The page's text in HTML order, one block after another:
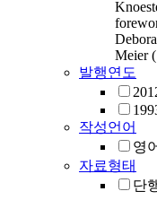
Meier
발행연도
작성언어
영
자료형태
단